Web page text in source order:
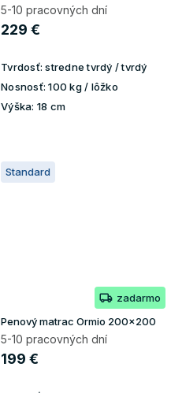
5-10 pracovných dní
229 €
Tvrdosť: stredne tvrdý / tvrdý
Nosnosť: 100 kg / lôžko
Výška: 18 cm
Standard
zadarmo
Penový matrac Ormio 200x200
5-10 pracovných dní
199 €